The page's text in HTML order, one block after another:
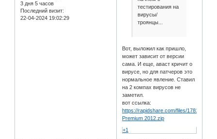
3 дня 5 часов
Последний визит:
22-04-2024 19:02:29
тестирования на
вирусы/
троянцы...
Вот, выложил как пришло,
может зависит от версии
сама. И еще, аваст кричит о
вирусе, но для патчеров это
нормальное явление. Ставил
на 2 компах вирусов не
заметил.
вот ссылка:
https://rapidshare.com/files/
Premium 2012.zip
+1